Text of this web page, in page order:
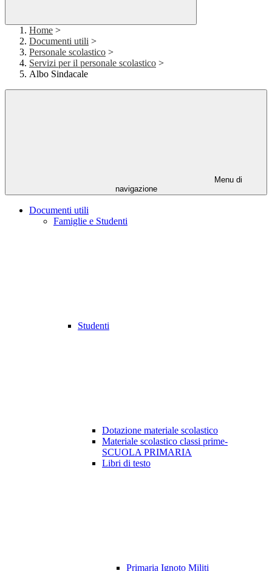
Home >
Documenti utili >
Personale scolastico >
Servizi per il personale scolastico >
Albo Sindacale
Menu di
navigazione
Documenti utili
Famiglie e Studenti
Studenti
Dotazione materiale scolastico
Materiale scolastico classi prime-
SCUOLA PRIMARIA
Libri di testo
Primaria Ignoto Militi